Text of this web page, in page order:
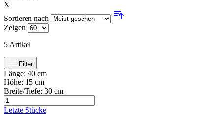
X
Sortieren nach
Zeigen
5 Artikel
Filter
Länge: 40 cm
Höhe: 15 cm
Breite/Tiefe: 30 cm
Letzte Stücke